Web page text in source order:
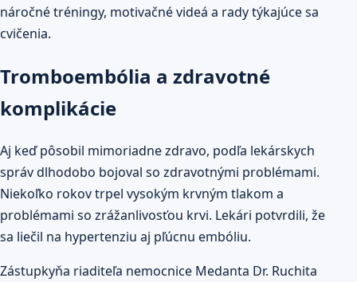
náročné tréningy, motivačné videá a rady týkajúce sa
cvičenia.
Tromboembólia a zdravotné
komplikácie
Aj keď pôsobil mimoriadne zdravo, podľa lekárskych
správ dlhodobo bojoval so zdravotnými problémami.
Niekoľko rokov trpel vysokým krvným tlakom a
problémami so zrážanlivosťou krvi. Lekári potvrdili, že
sa liečil na hypertenziu aj pľúcnu embóliu.
Zástupkyňa riaditeľa nemocnice Medanta Dr. Ruchita